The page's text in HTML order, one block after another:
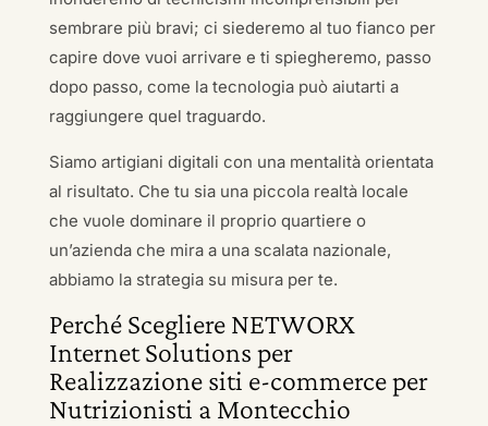
sembrare più bravi; ci siederemo al tuo fianco per
capire dove vuoi arrivare e ti spiegheremo, passo
dopo passo, come la tecnologia può aiutarti a
raggiungere quel traguardo.
Siamo artigiani digitali con una mentalità orientata
al risultato. Che tu sia una piccola realtà locale
che vuole dominare il proprio quartiere o
un’azienda che mira a una scalata nazionale,
abbiamo la strategia su misura per te.
Perché Scegliere NETWORX
Internet Solutions per
Realizzazione siti e-commerce per
Nutrizionisti a Montecchio